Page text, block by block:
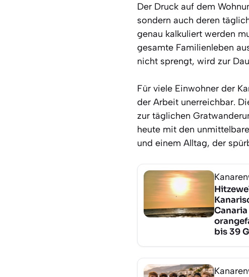
Der Druck auf dem
sondern auch deren
genau kalkuliert werden
gesamte Familienleben
nicht sprengt, wird zur
Für viele Einwohner der
der Arbeit unerreichbar.
zur täglichen
heute mit den
und einem Alltag, der
bis 39